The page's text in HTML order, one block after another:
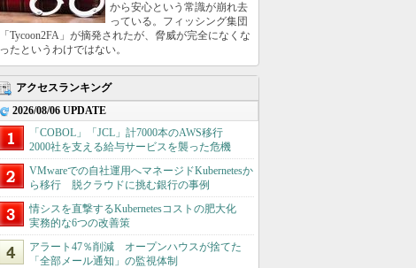
から安心という常識が崩れ去
っている。フィッシング集団
「Tycoon2FA」が摘発されたが、脅威が完全になくな
ったというわけではない。
アクセスランキング
2026/08/06 UPDATE
「COBOL」「JCL」計7000本のAWS移行
2000社を支える給与サービスを襲った危機
VMwareでの自社運用へマネージドKubernetesか
ら移行 脱クラウドに挑む銀行の事例
情シスを直撃するKubernetesコストの肥大化
実務的な6つの改善策
アラート47％削減 オープンハウスが捨てた
「全部メール通知」の監視体制